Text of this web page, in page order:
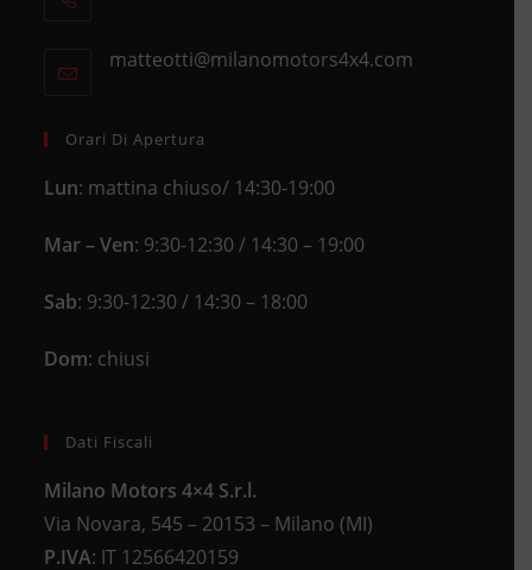
your
matteotti@milanomotors4x4.comOpens
Orari Di Apertura
Lun: mattina chiuso/ 14:30-19:00
Mar – Ven: 9:30-12:30 / 14:30 – 19:00
Sab: 9:30-12:30 / 14:30 – 18:00
Dom: chiusi
Dati Fiscali
Milano Motors 4×4 S.r.l.
Via Novara, 545 – 20153 – Milano (MI)
P.IVA: IT 12566420159